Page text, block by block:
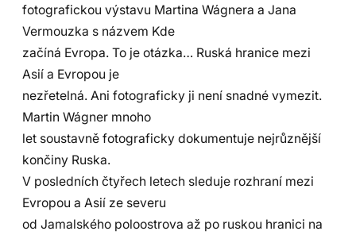
fotografickou výstavu Martina Wágnera a Jana
Vermouzka s názvem Kde
začíná Evropa. To je otázka… Ruská hranice mezi
Asií a Evropou je
nezřetelná. Ani fotograficky ji není snadné vymezit.
Martin Wágner mnoho
let soustavně fotograficky dokumentuje nejrůznější
končiny Ruska.
V posledních čtyřech letech sleduje rozhraní mezi
Evropou a Asií ze severu
od Jamalského poloostrova až po ruskou hranici na